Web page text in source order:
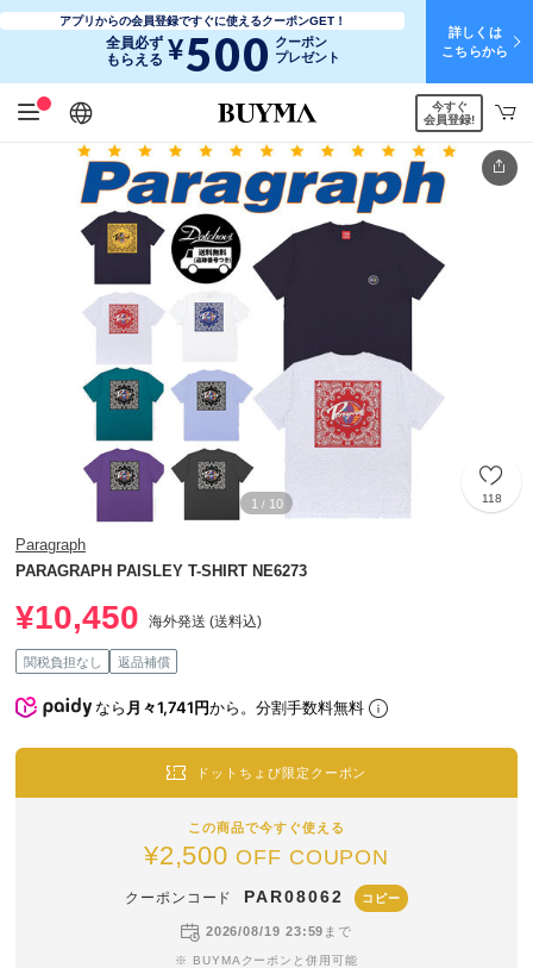
アプリからの会員登録ですぐに使えるクーポンGET！
全員必ず
もらえる ¥500 クーポン
プレゼント
詳しくは
こちらから
日本語
English
简体中文
繁體中文
今すぐ
会員登録!
1 / 10 118
Paragraph
PARAGRAPH PAISLEY T-SHIRT NE6273
¥10,450 海外発送 (送料込)
関税負担なし 返品補償
なら月々1,741円から。分割手数料無料
ドットちょび限定クーポン
この商品で今すぐ使える
¥2,500 OFF COUPON
クーポンコード PAR08062 コピー
2026/08/19 23:59 まで
※ BUYMAクーポンと併用可能